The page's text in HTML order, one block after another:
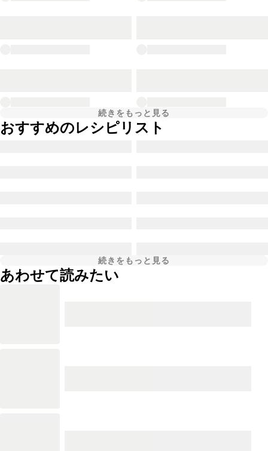
続きをもっと見る
おすすめのレシピリスト
続きをもっと見る
あわせて読みたい